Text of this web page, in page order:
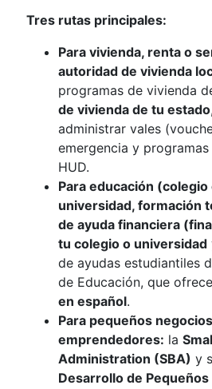
Tres rutas principales:
Para vivienda, renta o
autoridad de vivienda
programas de vivienda
de vivienda de tu estado
administrar vales
emergencia y
HUD.
Para educación
universidad, formación
de ayuda financiera
tu colegio o universidad
de ayudas estudiantiles
de Educación, que
en español.
Para pequeños
emprendedores: la
Administration (SBA) y
Desarrollo de